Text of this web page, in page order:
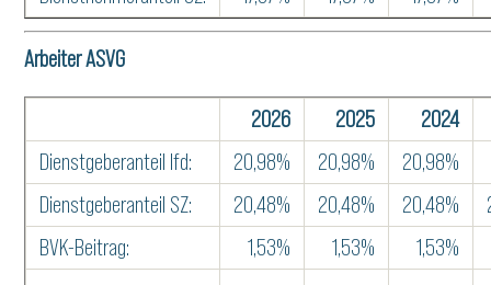
Arbeiter ASVG
2026 2025
2024
Dienstgeberanteil lfd:
20,98% 20,98%
20,98%
Dienstgeberanteil SZ:
20,48% 20,48% 20,48%
BVK-Beitrag:
1,53% 1,53% 1,53%